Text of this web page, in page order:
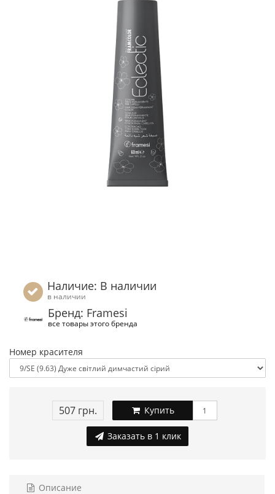
Наличие: В наличии
в наличии
Бренд: Framesi
все товары этого бренда
Номер красителя
507 грн. Купить
Заказать в 1 клик
Описание